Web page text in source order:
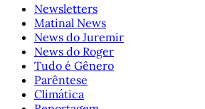
Newsletters
Matinal News
News do Juremir
News do Roger
Tudo é Gênero
Parêntese
Climática